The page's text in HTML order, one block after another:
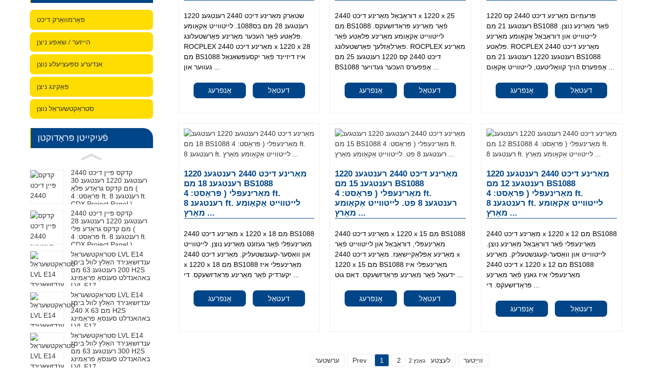
פאָרמוואָרק דיכט
הייזער / שאַפע ניצן
אנדערע ספּעציעלע נוצן
פּאַקינג ניצן
סטראַקטשעראַל נוצן
פֿעיִקייטן פּראָדוקטן
קדקס פּיין דיכט 2440
רענטגענ 1220 רענטגענ 30
מם קדקס גראַדע פּלאַ (
פּראָסט: 4 ft. רענטגענ 8 ft.
CDX Project Panel )
קדקס פּיין דיכט 2440
רענטגענ 1220 רענטגענ 28
מם קדקס גראַדע פּלי (
פּראָסט: 4 ft. רענטגענ 8 ft.
CDX Project Panel )
סטראַקטשעראַל LVL E14
ענדזשאַנירד האָלץ לוול בימז
200 רענטגענ 63 מם H2S
באהאנדלט סענסאָ פראַמינג
LVL F17
סטראַקטשעראַל LVL E14
ענדזשאַנירד האָלץ לוול בימז
240 X 63 מם H2S
באהאנדלט סענסאָ פראַמינג
LVL F17
סטראַקטשעראַל LVL E14
ענדזשאַנירד האָלץ לוול בימז
300 רענטגענ 63 מם H2S
באהאנדלט סענסאָ פראַמינג
LVL F17
שטאַרק מאַרינע דיכט 2440 רענטגענ 1220
רענטגענ 28 מם בס1088. לייטווייט אָקאָומע
פּלאַטע פֿאַר העכער מאַרינע פאָרשטעלונג.
ROCPLEX מאַרינע דיכט 2440 x 1220 x 28
מם BS1088 איז דיזיינד פֿאַר יקסעפּשאַנאַל
אָנפרעג דעטאַל
דוראַבאַל מאַרינע דיכט 2440 x 1220 x 25
מם BS1088 פֿאַר מאַרינע פּראַדזשעקס.
לייטווייט אָקאָומע מאַרינע פּלאַטע פֿאַר
פאַרלאָזלעך פאָרשטעלונג. ROCPLEX מאַרינע
דיכט 2440 קס 1220 רענטגענ 25 מם
אָנפרעג דעטאַל
פּרעמיום מאַרינע דיכט 2440 קס 1220
רענטגענ 21 מם BS1088 פֿאַר מאַרינע נוצן.
לייטווייט און דוראַבאַל אָקאָומע מאַרינע
פּלאַטע. ROCPLEX מאַרינע דיכט 2440
רענטגענ 1220 רענטגענ 21 מם BS1088
אָפפערס הויך קוואַליטעט, לייטווייט אָקאָום ...
אָנפרעג דעטאַל
מאַרינע דיכט 2440 רענטגענ 1220
רענטגענ 18 מם BS1088
מאַרינעפּלי ( פּראָסט: 4 ft.
רענטגענ 8 ft. לייטווייט אָקאָומע
מאַרץ ...
מאַרינע דיכט 2440 x 1220 x 18 מם BS1088
מאַרינעפּלי פֿאַר געזונט מאַרינע נוצן. לייטווייט
און וואַסער-קעגנשטעליק. מאַרינע דיכט 2440
x 1220 x 18 מם BS1088 מאַרינעפּלי איז
אָנפרעג דעטאַל
מאַרינע דיכט 2440 רענטגענ 1220
רענטגענ 15 מם BS1088
מאַרינעפּלי ( פּראָסט: 4 ft.
רענטגענ 8 פט. לייטווייט אָקאָומע
מאַרץ ...
מאַרינע דיכט 2440 x 1220 x 15 מם BS1088
מאַרינעפּלי, דוראַבאַל און לייטווייט פֿאַר
מאַרינע אַפּלאַקיישאַנז. מאַרינע דיכט 2440 x
1220 x 15 מם BS1088 מאַרינעפּלי איז
אָנפרעג דעטאַל
מאַרינע דיכט 2440 רענטגענ 1220
רענטגענ 12 מם BS1088
מאַרינעפּלי ( פּראָסט: 4 ft.
רענטגענ 8 ft. לייטווייט אָקאָומע
מאַרץ ...
מאַרינע דיכט 2440 x 1220 x 12 מם BS1088
מאַרינעפּלי פֿאַר דוראַבאַל מאַרינע נוצן.
לייטווייט און וואַסער-קעגנשטעליק. מאַרינע
דיכט 2440 x 1220 x 12 מם BS1088
מאַרינעפּלי איז גאנץ פֿאַר מאַרינע
אָנפרעג דעטאַל
ערשטער Prev 1 2 ווייַטער לעצטע גאַנץ 2